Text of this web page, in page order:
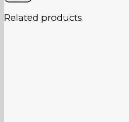
Related products